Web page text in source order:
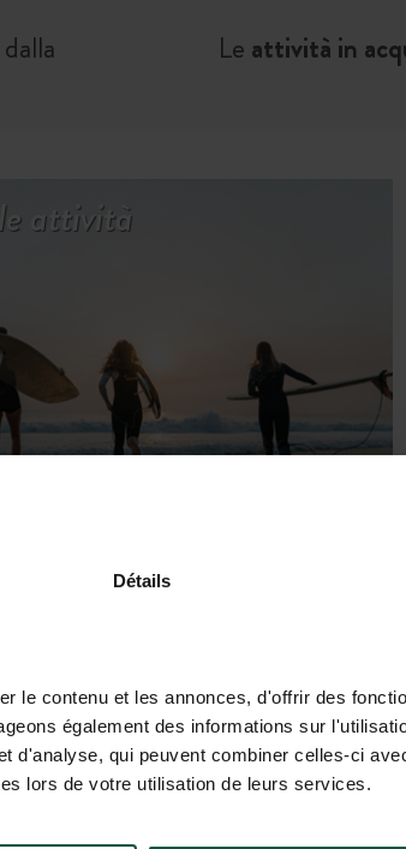
Détails
le contenu et les annonces, d'offrir des
également des informations sur
d'analyse, qui peuvent combiner celles-ci
lors de votre utilisation de leurs services.
Le attività in
attività